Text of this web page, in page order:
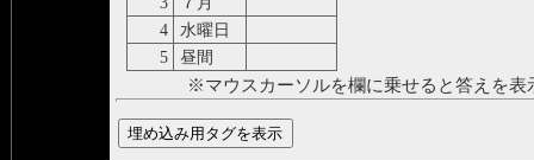
4
水曜日
5
昼間
※マウスカーソルを欄に乗せると答えを表